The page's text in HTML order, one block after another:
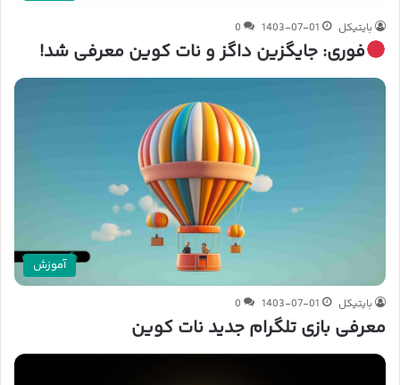
بایتیکل 1403-07-01
0
فوری: جایگزین داگز و نات کوین معرفی شد!
آموزش
بایتیکل 1403-07-01
0
معرفی بازی تلگرام جدید نات کوین